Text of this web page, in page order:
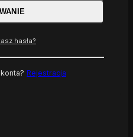
hasła?
Rejestracja